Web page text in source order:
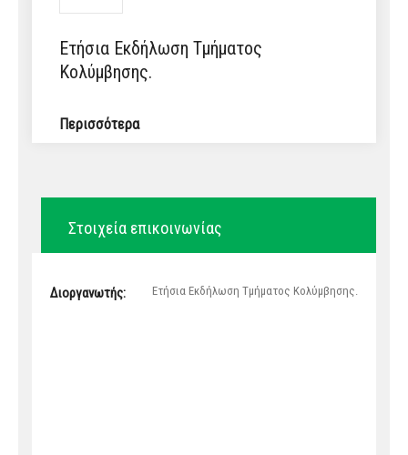
Ετήσια Εκδήλωση Τμήματος
Κολύμβησης.
Περισσότερα
Στοιχεία επικοινωνίας
Διοργανωτής: Ετήσια Εκδήλωση Τμήματος Κολύμβησης.